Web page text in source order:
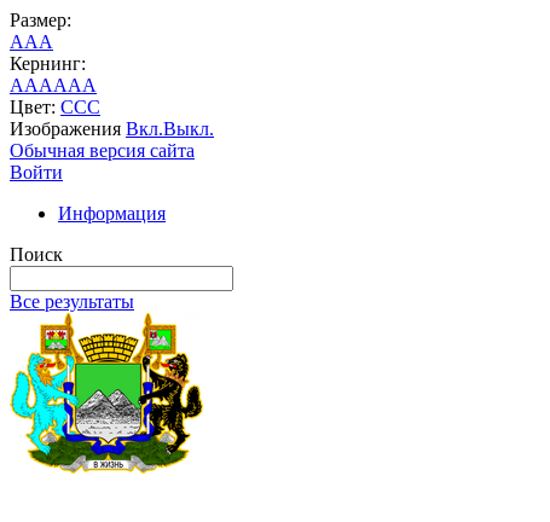
Размер:
AAA
Кернинг:
AAAAAA
Цвет: CCC
Изображения Вкл.Выкл.
Обычная версия сайта
Войти
Информация
Поиск
Все результаты